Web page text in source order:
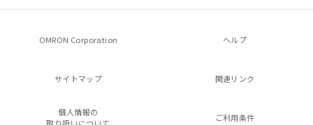
OMRON Corporation ヘルプ
サイトマップ 関連リンク
個人情報の
ご利用条件